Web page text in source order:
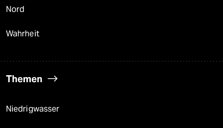
Nord
Wahrheit
Themen
Niedrigwasser